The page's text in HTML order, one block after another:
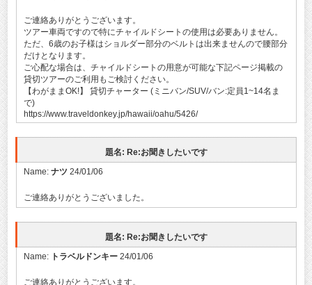
ご連絡ありがとうございます。
ツアー車両ですので特にチャイルドシートの使用は必要ありません。
ただ、6歳のお子様はショルダー部分のベルトは出来ませんので腰部分
だけとなります。
ご心配な場合は、チャイルドシートの用意が可能な下記ページ掲載の
貸切ツアーのご利用もご検討ください。
【わがままOK!】 貸切チャーター (ミニバン/SUV/バン:定員1~14名ま
で)
https://www.traveldonkey.jp/hawaii/oahu/5426/
題名: Re:お聞きしたいです
Name: ナツ24/01/06
ご連絡ありがとうございました。
題名: Re:お聞きしたいです
Name:
トラベルドンキー24/01/06
ご連絡ありがとうございます。